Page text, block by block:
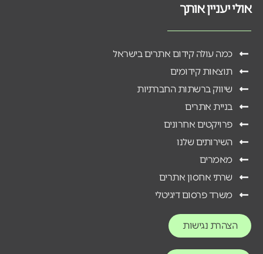
אולי יעניין אותך
כמה עולה קידום אתרים בישראל
תוצאות קידומים
שיווק ברשתות החברתיות
בניית אתרים
פרויקטים אחרונים
השירותים שלנו
מאמרים
שרתי אחסון אתרים
משרד פרסום דיגיטלי
הצהרת נגישות